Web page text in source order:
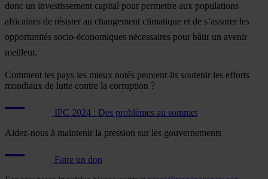
donc un investissement capital pour permettre aux populations
africaines de résister au changement climatique et de s’assurer les
opportunités socio-économiques nécessaires pour bâtir un avenir
meilleur.
Comment les pays les mieux notés peuvent-ils soutenir les efforts
mondiaux de lutte contre la corruption ?
IPC 2024 : Des problèmes au sommet
Aidez-nous à maintenir la pression sur les gouvernements
Faire un don